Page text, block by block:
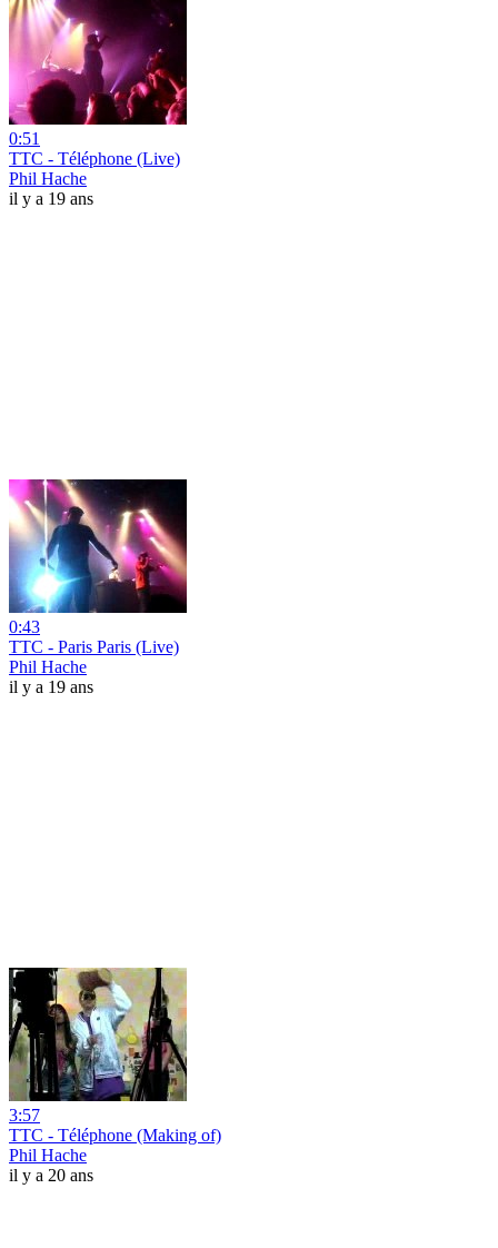
0:51
TTC - Téléphone (Live)
Phil Hache
il y a 19 ans
0:43
TTC - Paris Paris (Live)
Phil Hache
il y a 19 ans
3:57
TTC - Téléphone (Making of)
Phil Hache
il y a 20 ans